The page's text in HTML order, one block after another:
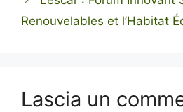
Renouvelables et l’Habitat
Lascia un